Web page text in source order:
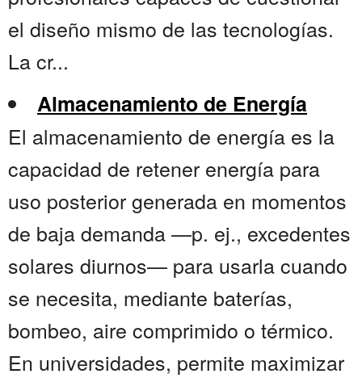
el diseño mismo de las tecnologías.
La cr...
Almacenamiento de Energía
El almacenamiento de energía es la
capacidad de retener energía para
uso posterior generada en momentos
de baja demanda —p. ej., excedentes
solares diurnos— para usarla cuando
se necesita, mediante baterías,
bombeo, aire comprimido o térmico.
En universidades, permite maximizar